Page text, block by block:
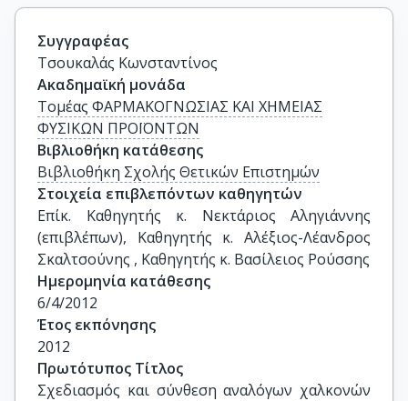
Συγγραφέας
Τσουκαλάς Κωνσταντίνος
Ακαδημαϊκή μονάδα
Τομέας ΦΑΡΜΑΚΟΓΝΩΣΙΑΣ ΚΑΙ ΧΗΜΕΙΑΣ
ΦΥΣΙΚΩΝ ΠΡΟΪΟΝΤΩΝ
Βιβλιοθήκη κατάθεσης
Βιβλιοθήκη Σχολής Θετικών Επιστημών
Στοιχεία επιβλεπόντων καθηγητών
Επίκ. Καθηγητής κ. Νεκτάριος Αληγιάννης
(επιβλέπων), Καθηγητής κ. Αλέξιος-Λέανδρος
Σκαλτσούνης , Καθηγητής κ. Βασίλειος Ρούσσης
Ημερομηνία κατάθεσης
6/4/2012
Έτος εκπόνησης
2012
Πρωτότυπος Τίτλος
Σχεδιασμός και σύνθεση αναλόγων χαλκονών